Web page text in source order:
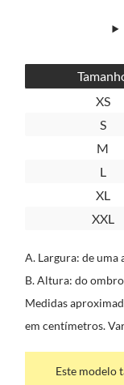
XS
S
M
L
XL
XXL
A. Largura: de uma
B. Altura: do
Medidas
em centímetros.
Este modelo